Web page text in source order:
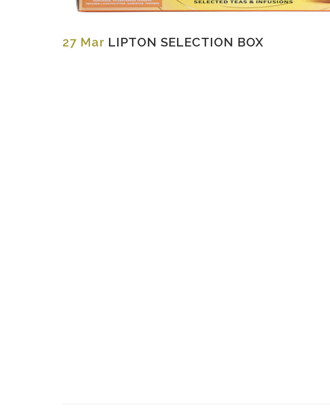
27 Mar LIPTON SELECTION BOX